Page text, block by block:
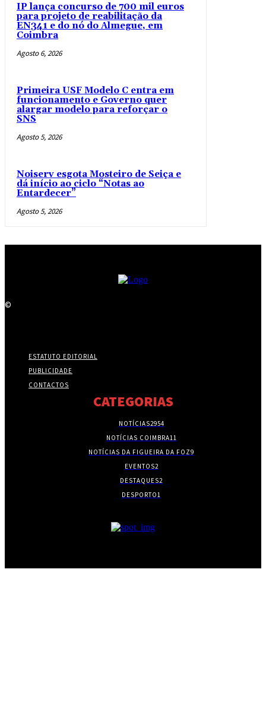
IP lança concurso de 700 mil euros
para projeto de reabilitação da
EN341 e do nó do Almegue, em
Coimbra
Agosto 6, 2026
Primeira USF Modelo C entra em
funcionamento e Governo quer
alargar modelo para reforçar o
SNS
Agosto 5, 2026
Noiserv esgota Mosteiro de Seiça e
dá início ao ciclo “Notas ao
Entardecer”
Agosto 5, 2026
©
ESTATUTO EDITORIAL
PUBLICIDADE
CONTACTOS
CATEGORIAS
NOTÍCIAS2954
NOTÍCIAS COIMBRA11
NOTÍCIAS DA FIGUEIRA DA FOZ9
EVENTOS2
DESTAQUES2
DESPORTO1